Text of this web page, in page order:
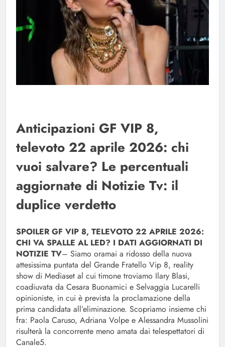
Anticipazioni GF VIP 8,
televoto 22 aprile 2026: chi
vuoi salvare? Le percentuali
aggiornate di Notizie Tv: il
duplice verdetto
SPOILER GF VIP 8, TELEVOTO 22 APRILE 2026:
CHI VA SPALLE AL LED? I DATI AGGIORNATI DI
NOTIZIE TV– Siamo oramai a ridosso della nuova
attesissima puntata del Grande Fratello Vip 8, reality
show di Mediaset al cui timone troviamo Ilary Blasi,
coadiuvata da Cesara Buonamici e Selvaggia Lucarelli
opinioniste, in cui è prevista la proclamazione della
prima candidata all’eliminazione. Scopriamo insieme chi
fra: Paola Caruso, Adriana Volpe e Alessandra Mussolini
risulterà la concorrente meno amata dai telespettatori di
Canale5.